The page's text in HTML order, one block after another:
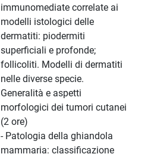
immunomediate correlate ai
modelli istologici delle
dermatiti: piodermiti
superficiali e profonde;
follicoliti. Modelli di dermatiti
nelle diverse specie.
Generalità e aspetti
morfologici dei tumori cutanei
(2 ore)
- Patologia della ghiandola
mammaria: classificazione